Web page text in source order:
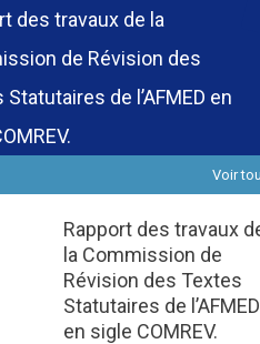
des travaux de la
de Révision des
de l’AFMED en
Voir
Rapport des travaux
la Commission de
Révision des Textes
Statutaires de l’AFMED
en sigle COMREV.